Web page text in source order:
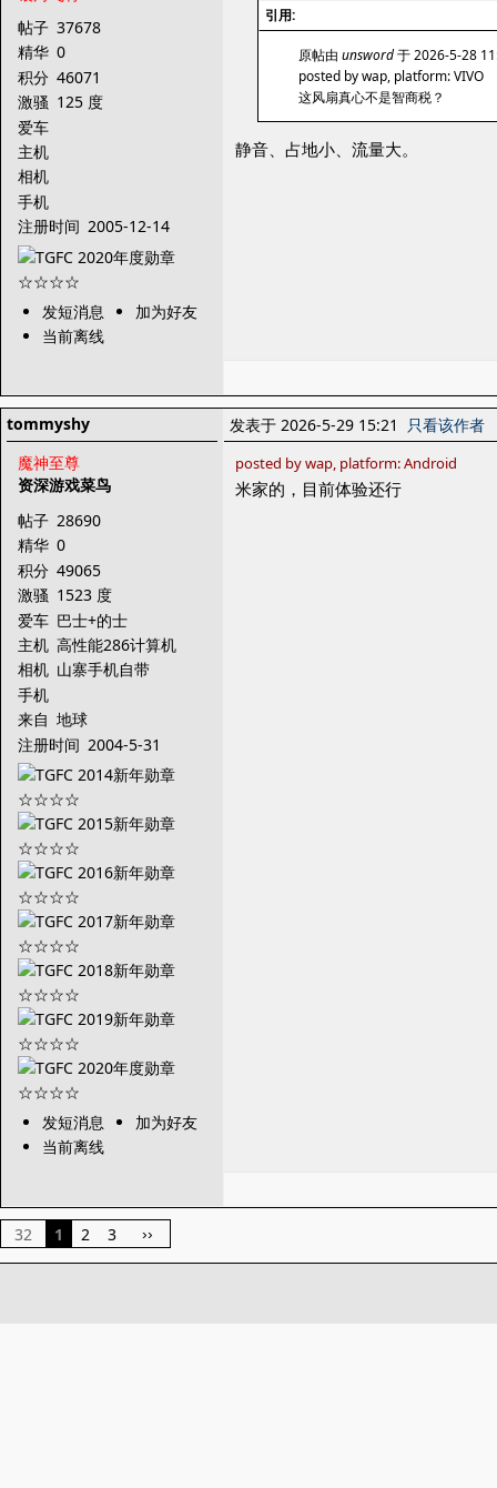
帖子 37678
精华 0
积分 46071
激骚 125 度
爱车
主机
相机
手机
注册时间 2005-12-14
发短消息
加为好友
当前离线
引用:
原帖由 unsword于 2026-5-28
posted by wap, platform: VIVO
这风扇真心不是智商税？
静音、占地小、流量大。
tommyshy
魔神至尊
资深游戏菜鸟
帖子 28690
精华 0
积分 49065
激骚 1523 度
爱车 巴士+的士
主机 高性能286计算机
相机 山寨手机自带
手机
来自 地球
注册时间 2004-5-31
发短消息
加为好友
当前离线
发表于 2026-5-29 15:21 只看该作者
posted by wap, platform: Android
米家的，目前体验还行
32 1 2 3 ››